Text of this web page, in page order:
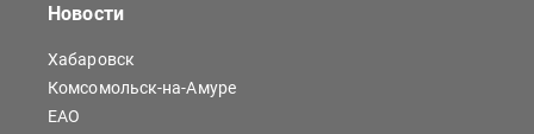
Новости
Хабаровск
Комсомольск-на-Амуре
ЕАО